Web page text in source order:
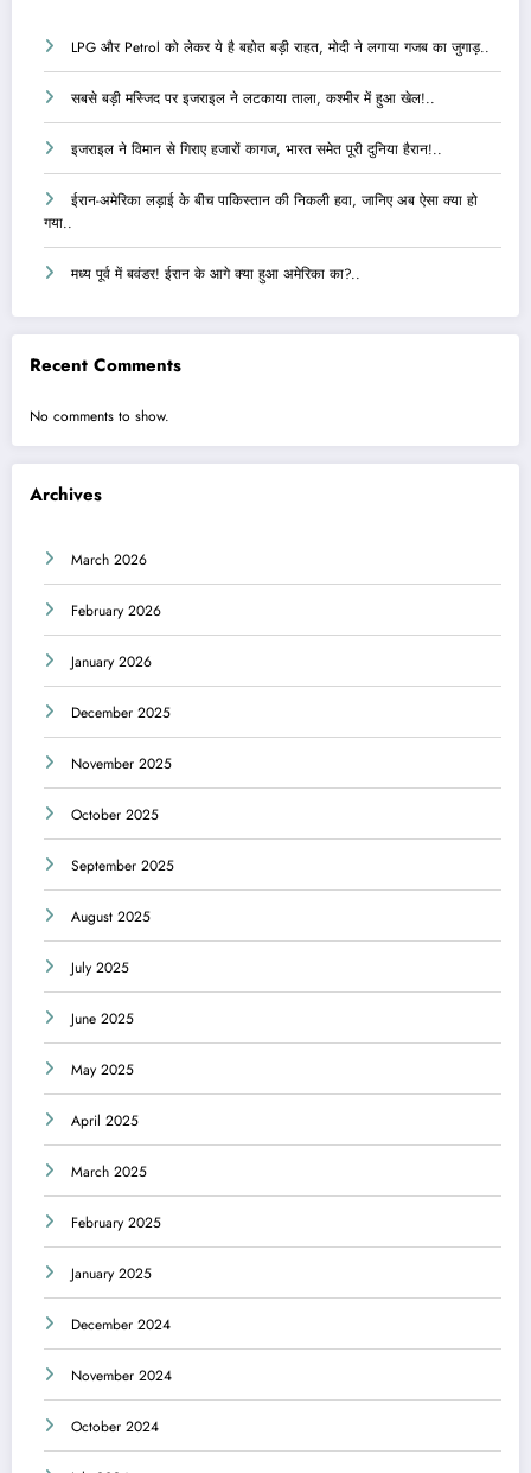
LPG और Petrol को लेकर ये है बहोत बड़ी राहत, मोदी ने लगाया गजब का जुगाड़..
सबसे बड़ी मस्जिद पर इजराइल ने लटकाया ताला, कश्मीर में हुआ खेल!..
इजराइल ने विमान से गिराए हजारों कागज, भारत समेत पूरी दुनिया हैरान!..
ईरान-अमेरिका लड़ाई के बीच पाकिस्तान की निकली हवा, जानिए अब ऐसा क्या हो
गया..
मध्य पूर्व में बवंडर! ईरान के आगे क्या हुआ अमेरिका का?..
Recent Comments
No comments to show.
Archives
March 2026
February 2026
January 2026
December 2025
November 2025
October 2025
September 2025
August 2025
July 2025
June 2025
May 2025
April 2025
March 2025
February 2025
January 2025
December 2024
November 2024
October 2024